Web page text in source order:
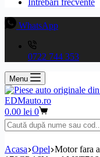
Întrebări frecvente
WhatsApp
0722 744 353
Menu
EDMauto.ro
Coș
de
cumpărături
0.00 lei 0
Niciun
Acasa Opel Motor fara